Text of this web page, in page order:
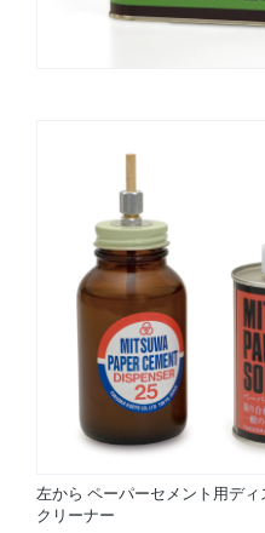
左から ペーパーセメント用デ
クリーナー